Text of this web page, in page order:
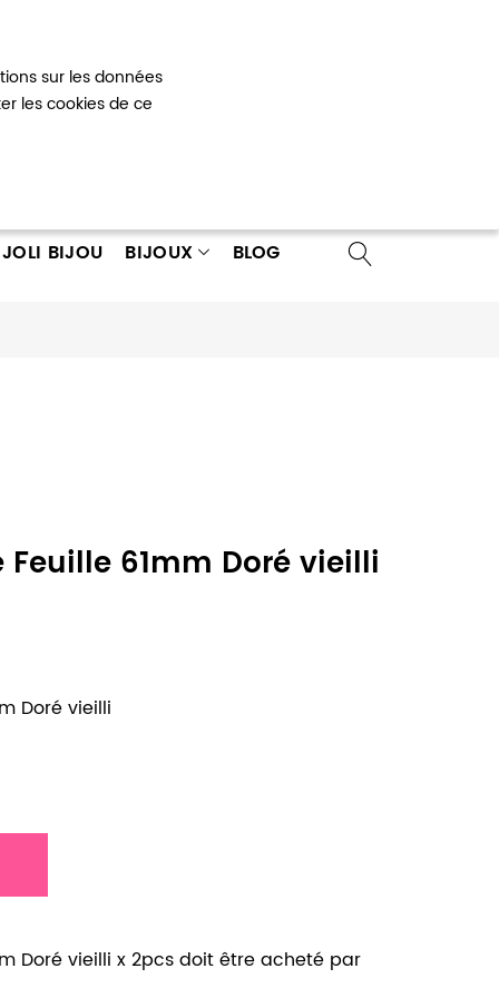
sur les données
les cookies de ce
compte
BIJOU BIJOUX BLOG
61mm Doré vieilli
Doré vieilli
Doré vieilli x 2pcs doit être acheté par